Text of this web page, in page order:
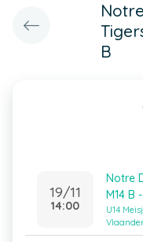
B
19/11
14:00
Notre
M14 B
U14